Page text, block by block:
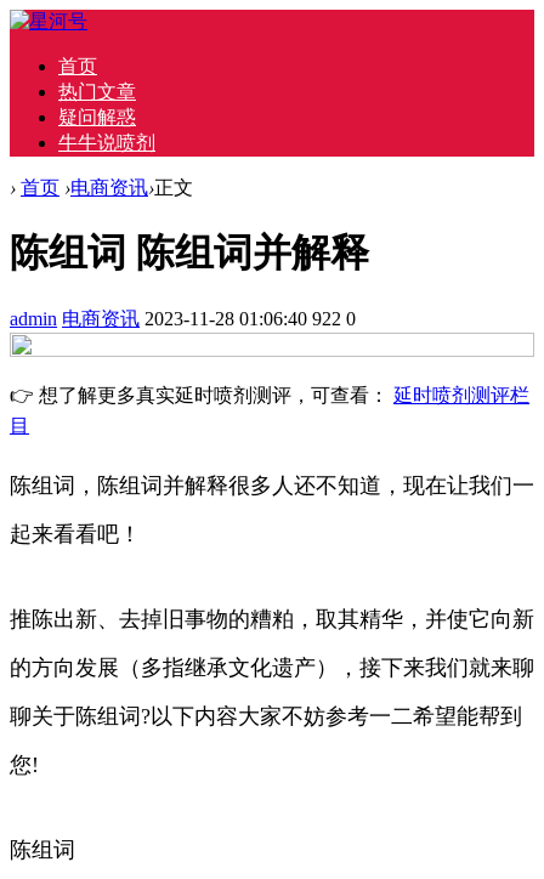
首页
热门文章
疑问解惑
牛牛说喷剂
› 首页 ›电商资讯›正文
陈组词 陈组词并解释
admin 电商资讯 2023-11-28 01:06:40 922 0
👉 想了解更多真实延时喷剂测评，可查看： 延时喷剂测评栏
目
陈组词，陈组词并解释很多人还不知道，现在让我们一
起来看看吧！
推陈出新、去掉旧事物的糟粕，取其精华，并使它向新
的方向发展（多指继承文化遗产），接下来我们就来聊
聊关于陈组词?以下内容大家不妨参考一二希望能帮到
您!
陈组词